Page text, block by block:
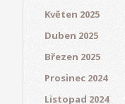
Květen 2025
Duben 2025
Březen 2025
Prosinec 2024
Listopad 2024